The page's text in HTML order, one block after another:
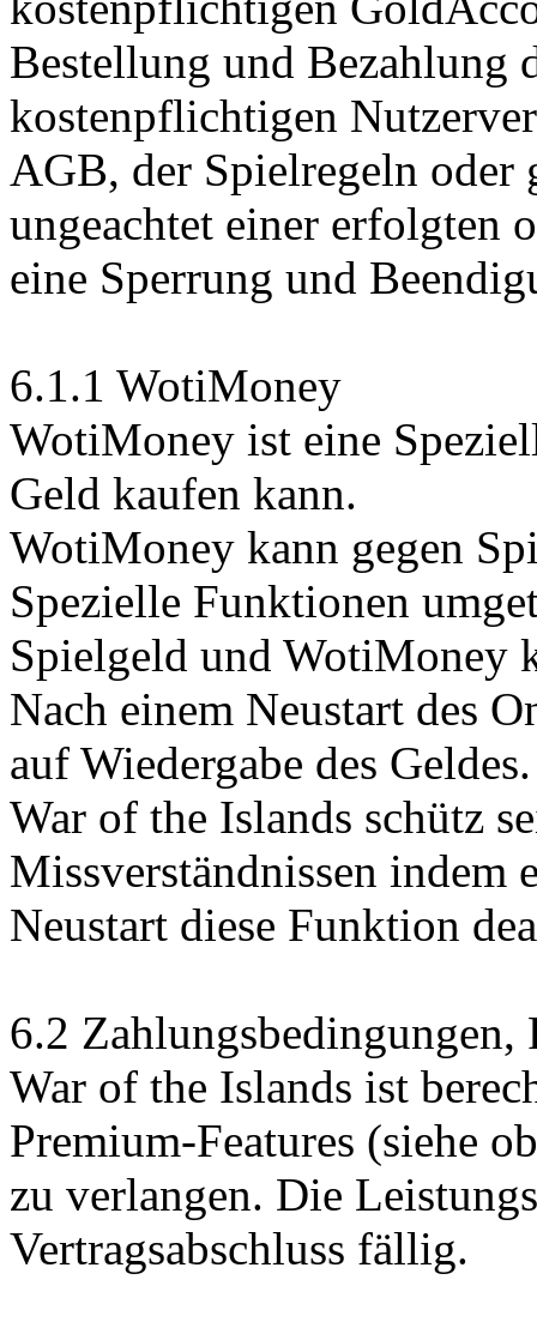
Bestellung und Bezahlung
kostenpflichtigen
AGB, der Spielregeln oder
ungeachtet einer erfolgten
eine Sperrung und
6.1.1 WotiMoney
WotiMoney ist eine
Geld kaufen kann.
WotiMoney kann gegen
Spezielle Funktionen
Spielgeld und WotiMoney
Nach einem Neustart des
auf Wiedergabe des Geldes.
War of the Islands schütz
Missverständnissen indem
Neustart diese Funktion
6.2
War of the Islands ist
Premium-Features (siehe
zu verlangen. Die
Vertragsabschluss fällig.